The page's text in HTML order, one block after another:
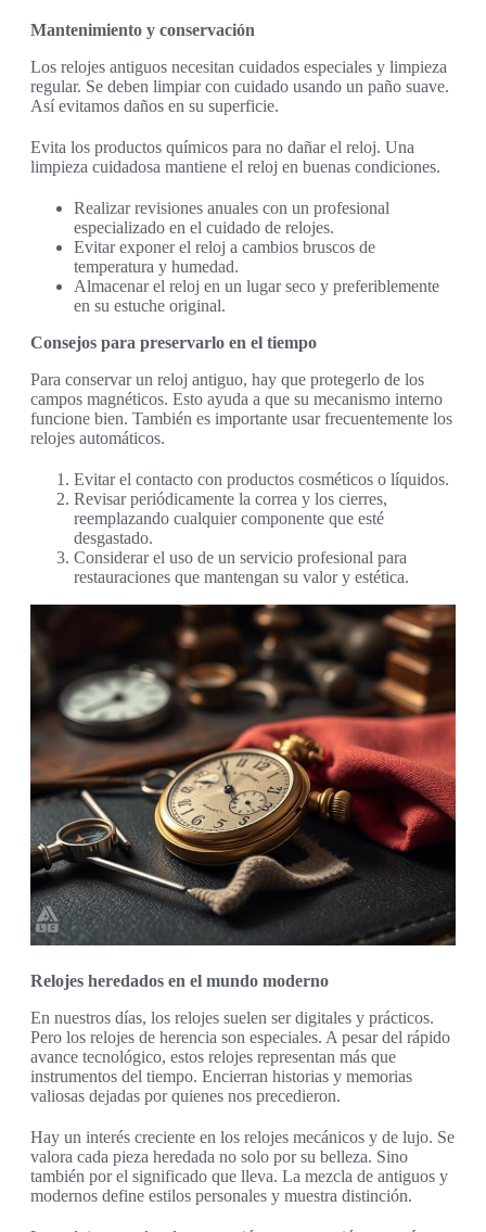
Mantenimiento y conservación
Los relojes antiguos necesitan cuidados especiales y limpieza
regular. Se deben limpiar con cuidado usando un paño suave.
Así evitamos daños en su superficie.
Evita los productos químicos para no dañar el reloj. Una
limpieza cuidadosa mantiene el reloj en buenas condiciones.
Realizar revisiones anuales con un profesional
especializado en el cuidado de relojes.
Evitar exponer el reloj a cambios bruscos de
temperatura y humedad.
Almacenar el reloj en un lugar seco y preferiblemente
en su estuche original.
Consejos para preservarlo en el tiempo
Para conservar un reloj antiguo, hay que protegerlo de los
campos magnéticos. Esto ayuda a que su mecanismo interno
funcione bien. También es importante usar frecuentemente los
relojes automáticos.
Evitar el contacto con productos cosméticos o líquidos.
Revisar periódicamente la correa y los cierres,
reemplazando cualquier componente que esté
desgastado.
Considerar el uso de un servicio profesional para
restauraciones que mantengan su valor y estética.
Relojes heredados en el mundo moderno
En nuestros días, los relojes suelen ser digitales y prácticos.
Pero los relojes de herencia son especiales. A pesar del rápido
avance tecnológico, estos relojes representan más que
instrumentos del tiempo. Encierran historias y memorias
valiosas dejadas por quienes nos precedieron.
Hay un interés creciente en los relojes mecánicos y de lujo. Se
valora cada pieza heredada no solo por su belleza. Sino
también por el significado que lleva. La mezcla de antiguos y
modernos define estilos personales y muestra distinción.